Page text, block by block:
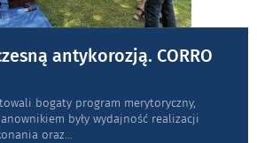
antykorozją. CORRO
bogaty program merytoryczny,
były wydajność realizacji
oraz...